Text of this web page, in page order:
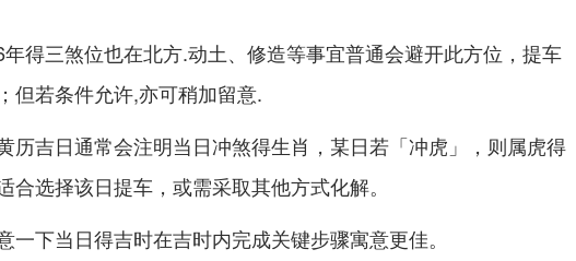
年得三煞位也在北方.动土、修造等事宜普通会避开此方位，提车
但若条件允许,亦可稍加留意.
历吉日通常会注明当日冲煞得生肖，某日若「冲虎」，则属虎得
合选择该日提车，或需采取其他方式化解。
一下当日得吉时在吉时内完成关键步骤寓意更佳。